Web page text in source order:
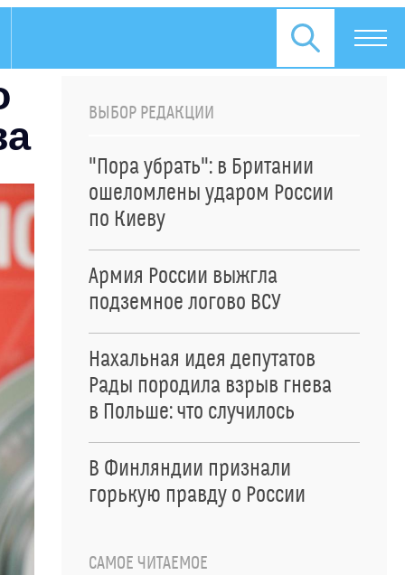
ВЫБОР РЕДАКЦИИ
"Пора убрать": в Британии
ошеломлены ударом России
по Киеву
Армия России выжгла
подземное логово ВСУ
Нахальная идея депутатов
Рады породила взрыв гнева
в Польше: что случилось
В Финляндии признали
горькую правду о России
САМОЕ ЧИТАЕМОЕ